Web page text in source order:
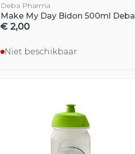
Deba Pharma
Make My Day Bidon 500ml Deba
€ 2,00
Niet beschikbaar